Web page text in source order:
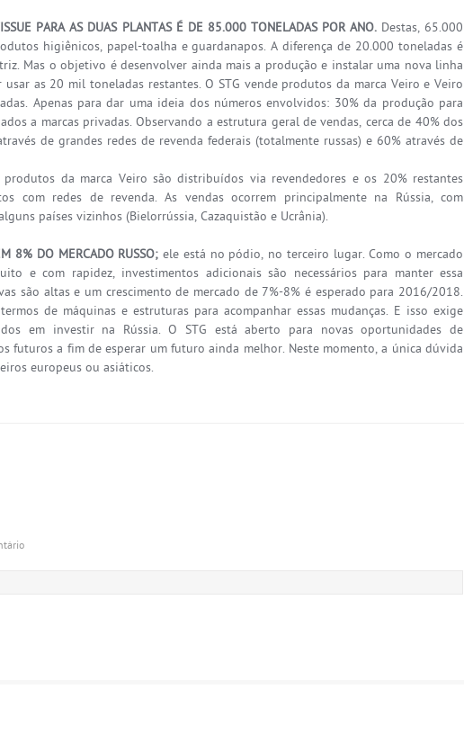
PARA AS DUAS PLANTAS É DE 85.000 TONELADAS POR ANO. Destas, 65.000
higiênicos, papel-toalha e guardanapos. A diferença de 20.000 toneladas é
Mas o objetivo é desenvolver ainda mais a produção e instalar uma nova linha
as 20 mil toneladas restantes. O STG vende produtos da marca Veiro e Veiro
Apenas para dar uma ideia dos números envolvidos: 30% da produção para
a marcas privadas. Observando a estrutura geral de vendas, cerca de 40% dos
de grandes redes de revenda federais (totalmente russas) e 60% através de
produtos da marca Veiro são distribuídos via revendedores e os 20% restantes
com redes de revenda. As vendas ocorrem principalmente na Rússia, com
países vizinhos (Bielorrússia, Cazaquistão e Ucrânia).
8% DO MERCADO RUSSO; ele está no pódio, no terceiro lugar. Como o mercado
e com rapidez, investimentos adicionais são necessários para manter essa
são altas e um crescimento de mercado de 7%-8% é esperado para 2016/2018.
de máquinas e estruturas para acompanhar essas mudanças. E isso exige
em investir na Rússia. O STG está aberto para novas oportunidades de
futuros a fim de esperar um futuro ainda melhor. Neste momento, a única dúvida
europeus ou asiáticos.